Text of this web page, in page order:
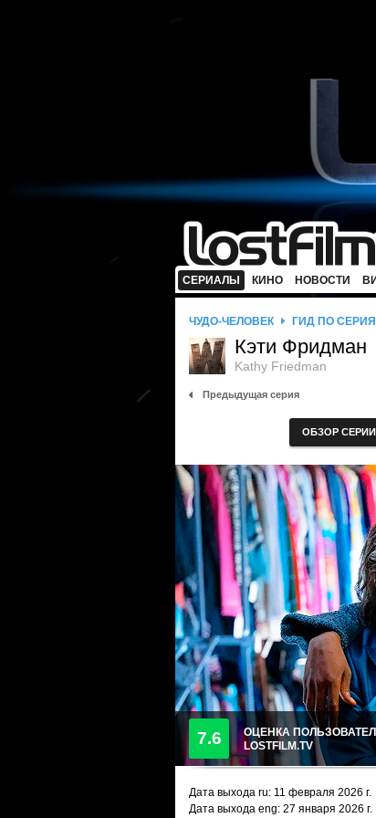
СЕРИАЛЫ КИНО НОВОСТИ
ЧУДО-ЧЕЛОВЕК ГИД ПО
Кэти Фридман
Kathy Friedman
Предыдущая серия
ОБЗОР СЕРИИ
7.6
ОЦЕНКА
LOSTFILM.TV
Дата выхода ru: 11 февраля 2026 г.
Дата выхода eng: 27 января 2026 г.